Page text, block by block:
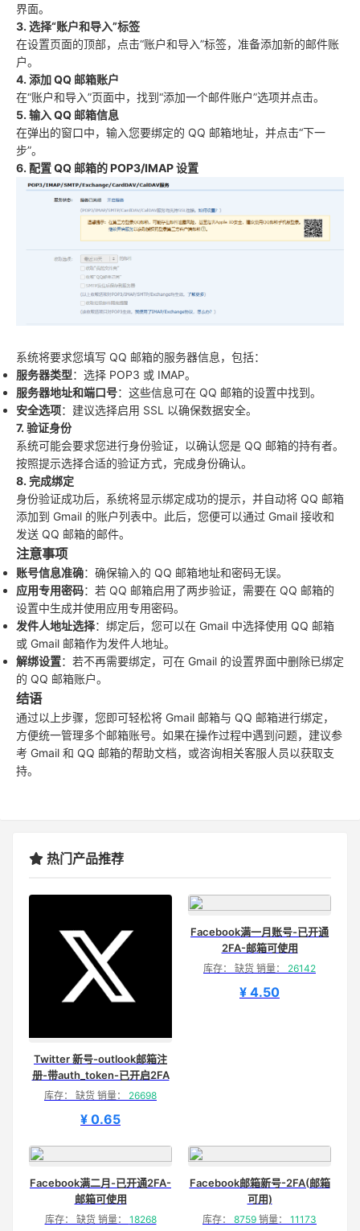
界面。
3. 选择“账户和导入”标签
在设置页面的顶部，点击“账户和导入”标签，准备添加新的邮件账
户。
4. 添加 QQ 邮箱账户
在“账户和导入”页面中，找到“添加一个邮件账户”选项并点击。
5. 输入 QQ 邮箱信息
在弹出的窗口中，输入您要绑定的 QQ 邮箱地址，并点击“下一
步”。
6. 配置 QQ 邮箱的 POP3/IMAP 设置
系统将要求您填写 QQ 邮箱的服务器信息，包括：
服务器类型：选择 POP3 或 IMAP。
服务器地址和端口号：这些信息可在 QQ 邮箱的设置中找到。
安全选项：建议选择启用 SSL 以确保数据安全。
7. 验证身份
系统可能会要求您进行身份验证，以确认您是 QQ 邮箱的持有者。
按照提示选择合适的验证方式，完成身份确认。
8. 完成绑定
身份验证成功后，系统将显示绑定成功的提示，并自动将 QQ 邮箱
添加到 Gmail 的账户列表中。此后，您便可以通过 Gmail 接收和
发送 QQ 邮箱的邮件。
注意事项
账号信息准确：确保输入的 QQ 邮箱地址和密码无误。
应用专用密码：若 QQ 邮箱启用了两步验证，需要在 QQ 邮箱的
设置中生成并使用应用专用密码。
发件人地址选择：绑定后，您可以在 Gmail 中选择使用 QQ 邮箱
或 Gmail 邮箱作为发件人地址。
解绑设置：若不再需要绑定，可在 Gmail 的设置界面中删除已绑定
的 QQ 邮箱账户。
结语
通过以上步骤，您即可轻松将 Gmail 邮箱与 QQ 邮箱进行绑定，
方便统一管理多个邮箱账号。如果在操作过程中遇到问题，建议参
考 Gmail 和 QQ 邮箱的帮助文档，或咨询相关客服人员以获取支
持。
热门产品推荐
Twitter 新号-outlook邮箱注
册-带auth_token-已开启2FA
库存： 缺货 销量： 26698
¥ 0.65
Facebook满一月账号-已开通
2FA-邮箱可使用
库存： 缺货 销量： 26142
¥ 4.50
Facebook满二月-已开通2FA-
邮箱可使用
库存： 缺货 销量： 18268
Facebook邮箱新号-2FA(邮箱
可用)
库存： 8759 销量： 11173